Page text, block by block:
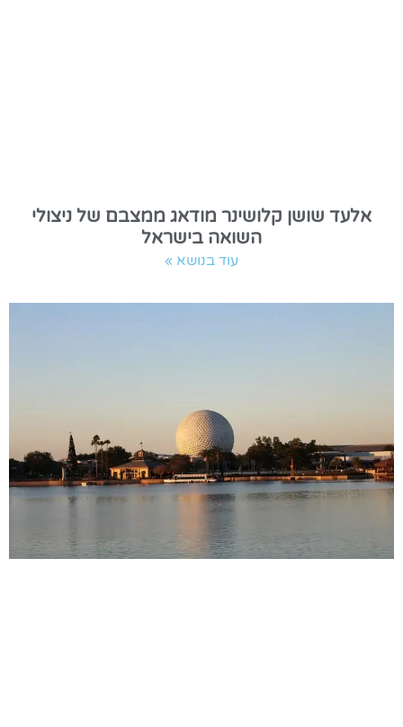
אלעד שושן קלושינר מודאג ממצבם של ניצולי
השואה בישראל
עוד בנושא »